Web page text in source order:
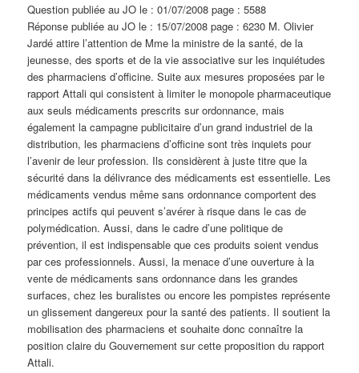
Question publiée au JO le : 01/07/2008 page : 5588
Réponse publiée au JO le : 15/07/2008 page : 6230 M. Olivier
Jardé attire l’attention de Mme la ministre de la santé, de la
jeunesse, des sports et de la vie associative sur les inquiétudes
des pharmaciens d’officine. Suite aux mesures proposées par le
rapport Attali qui consistent à limiter le monopole pharmaceutique
aux seuls médicaments prescrits sur ordonnance, mais
également la campagne publicitaire d’un grand industriel de la
distribution, les pharmaciens d’officine sont très inquiets pour
l’avenir de leur profession. Ils considèrent à juste titre que la
sécurité dans la délivrance des médicaments est essentielle. Les
médicaments vendus même sans ordonnance comportent des
principes actifs qui peuvent s’avérer à risque dans le cas de
polymédication. Aussi, dans le cadre d’une politique de
prévention, il est indispensable que ces produits soient vendus
par ces professionnels. Aussi, la menace d’une ouverture à la
vente de médicaments sans ordonnance dans les grandes
surfaces, chez les buralistes ou encore les pompistes représente
un glissement dangereux pour la santé des patients. Il soutient la
mobilisation des pharmaciens et souhaite donc connaître la
position claire du Gouvernement sur cette proposition du rapport
Attali.